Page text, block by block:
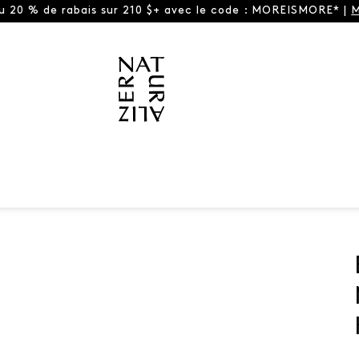
20 % de rabais sur 210 $+ avec le code : MOREISMORE* |